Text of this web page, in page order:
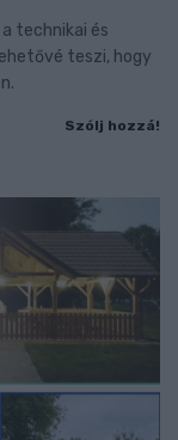
technikai és
teszi, hogy
Szólj hozzá!